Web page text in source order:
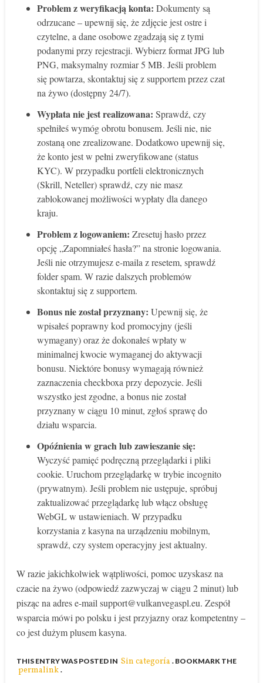
Problem z weryfikacją konta: Dokumenty są
odrzucane – upewnij się, że zdjęcie jest ostre i
czytelne, a dane osobowe zgadzają się z tymi
podanymi przy rejestracji. Wybierz format JPG lub
PNG, maksymalny rozmiar 5 MB. Jeśli problem
się powtarza, skontaktuj się z supportem przez czat
na żywo (dostępny 24/7).
Wypłata nie jest realizowana: Sprawdź, czy
spełniłeś wymóg obrotu bonusem. Jeśli nie, nie
zostaną one zrealizowane. Dodatkowo upewnij się,
że konto jest w pełni zweryfikowane (status
KYC). W przypadku portfeli elektronicznych
(Skrill, Neteller) sprawdź, czy nie masz
zablokowanej możliwości wypłaty dla danego
kraju.
Problem z logowaniem: Zresetuj hasło przez
opcję „Zapomniałeś hasła?” na stronie logowania.
Jeśli nie otrzymujesz e-maila z resetem, sprawdź
folder spam. W razie dalszych problemów
skontaktuj się z supportem.
Bonus nie został przyznany: Upewnij się, że
wpisałeś poprawny kod promocyjny (jeśli
wymagany) oraz że dokonałeś wpłaty w
minimalnej kwocie wymaganej do aktywacji
bonusu. Niektóre bonusy wymagają również
zaznaczenia checkboxa przy depozycie. Jeśli
wszystko jest zgodne, a bonus nie został
przyznany w ciągu 10 minut, zgłoś sprawę do
działu wsparcia.
Opóźnienia w grach lub zawieszanie się:
Wyczyść pamięć podręczną przeglądarki i pliki
cookie. Uruchom przeglądarkę w trybie incognito
(prywatnym). Jeśli problem nie ustępuje, spróbuj
zaktualizować przeglądarkę lub włącz obsługę
WebGL w ustawieniach. W przypadku
korzystania z kasyna na urządzeniu mobilnym,
sprawdź, czy system operacyjny jest aktualny.
W razie jakichkolwiek wątpliwości, pomoc uzyskasz na
czacie na żywo (odpowiedź zazwyczaj w ciągu 2 minut) lub
pisząc na adres e-mail support@vulkanvegaspl.eu. Zespół
wsparcia mówi po polsku i jest przyjazny oraz kompetentny –
co jest dużym plusem kasyna.
THIS ENTRY WAS POSTED IN Sin categoría . BOOKMARK THE
permalink .